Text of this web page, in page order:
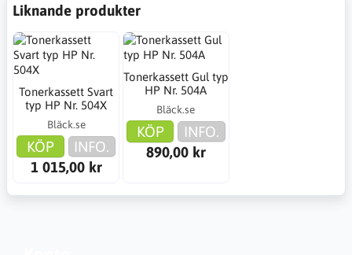
Liknande produkter
Tonerkassett Svart
typ HP Nr. 504X
Bläck.se
KÖP
INFO.
1 015,00 kr
Tonerkassett Gul typ
HP Nr. 504A
Bläck.se
KÖP
INFO.
890,00 kr